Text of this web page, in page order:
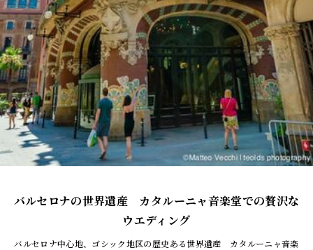
バルセロナの世界遺産 カタルーニャ音楽堂での贅沢な
ウエディング
バルセロナ中心地、ゴシック地区の歴史ある世界遺産 カタルーニャ音楽